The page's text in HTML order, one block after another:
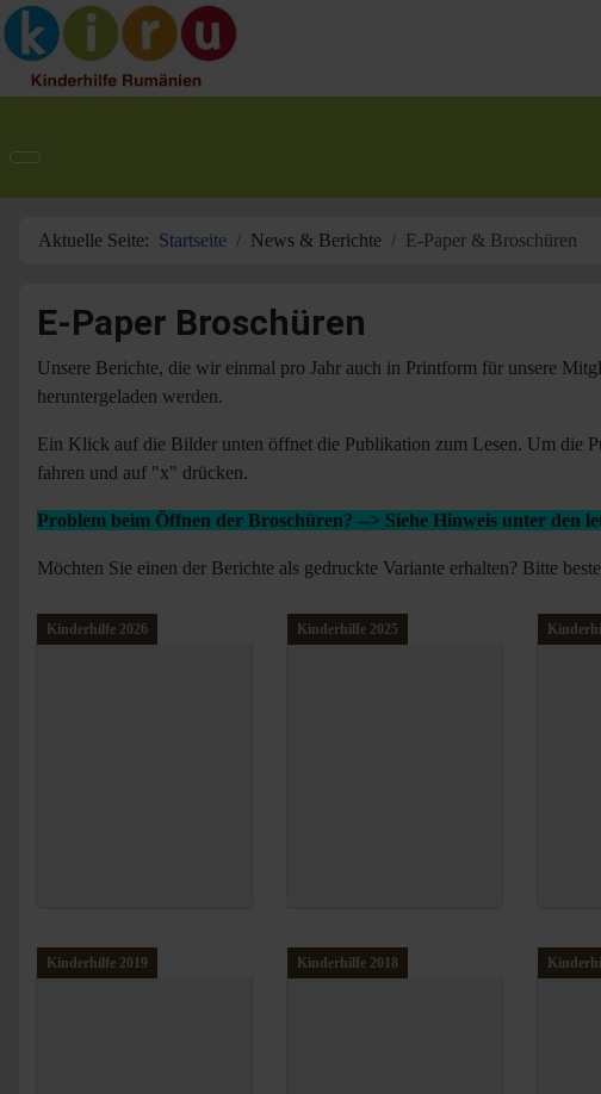
Aktuelle Seite: Startseite News & Berichte E-Paper & Broschüren
E-Paper Broschüren
Unsere Berichte, die wir einmal pro Jahr auch in Printform für unsere
heruntergeladen werden.
Ein Klick auf die Bilder unten öffnet die Publikation zum Lesen. Um die
fahren und auf "x" drücken.
Problem beim Öffnen der Broschüren? --> Siehe Hinweis unter den
Möchten Sie einen der Berichte als gedruckte Variante erhalten? Bitte
Kinderhilfe 2026 Kinderhilfe 2025
Kinderhilfe 2019 Kinderhilfe 2018